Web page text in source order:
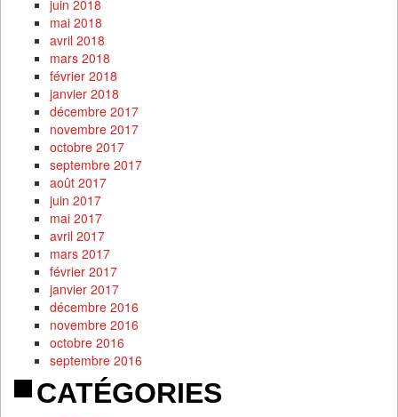
juin 2018
mai 2018
avril 2018
mars 2018
février 2018
janvier 2018
décembre 2017
novembre 2017
octobre 2017
septembre 2017
août 2017
juin 2017
mai 2017
avril 2017
mars 2017
février 2017
janvier 2017
décembre 2016
novembre 2016
octobre 2016
septembre 2016
CATÉGORIES